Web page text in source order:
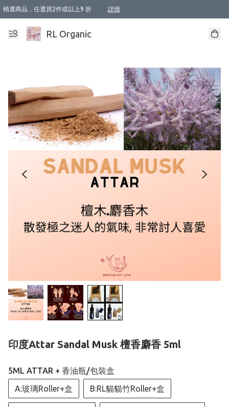
精選商品，任選買2件或以上9 折 詳情
XI周年優惠【新品自由選2件88折/3件85折】
XI周年優惠【Chakra 脈輪平衡自由選2件9折/3件85折/5件8折】
Florame 肌底自由選 2支9折 3支85折
XI周年優惠【蟲蟲退散 · 防衛結界﹞系列2件9折】
Sunki 任選2件95折
BIOFFICINA TOSCANA 任選2支9折 3支85折
Lamav 任選1件9折 2件85折
Mukti Organics 指定產品任選1件9折, 2件88折 3件85折
Intelligent Nutrients Skincare 任選2件9折
deodorant 任選2件88折
化妝品 任選2件95折
XI周年優惠【身心靈單品 任選2件9折/3件85折/5件8折】
XI周年優惠 【精油/香水 任選2件9折/3件85折/5件8折】
XI周年優惠【「關節到肌膚」全效養護 BODY OIL 組2件88折/3件85折】
XI周年優惠【夏日有機物理防曬套裝2件88折】
XI周年優惠【夏日潔面隨意選2件88折/3件85折】
XI周年優惠【逆齡奇蹟抗氧 11 自由選2件88折/3件85折/4件或以上8折】
新會員首次購物即享全單 95 折優惠！
成為VIP / VVIP 可享有生日月現金扣減獎賞優惠 !! 記得去賬户資料填上生日日期啦 !
選用順豐速運，滿$500 免運費
本地速遞 京東 送住宅/ 工商地址 $400 免運費
澳門訂單選用順豐速運，滿$800 免運費
RL Organic
印度Attar Sandal Musk 檀香麝香 5ml
5ML ATTAR + 香油瓶/包裝盒
A:玻璃Roller+盒
B:RL貓貓竹Roller+盒